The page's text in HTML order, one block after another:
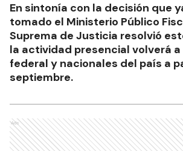
En sintonía con la decisión que
tomado el Ministerio Público
Suprema de Justicia resolvió
la actividad presencial volverá
federal y nacionales del país a
septiembre.
Ads